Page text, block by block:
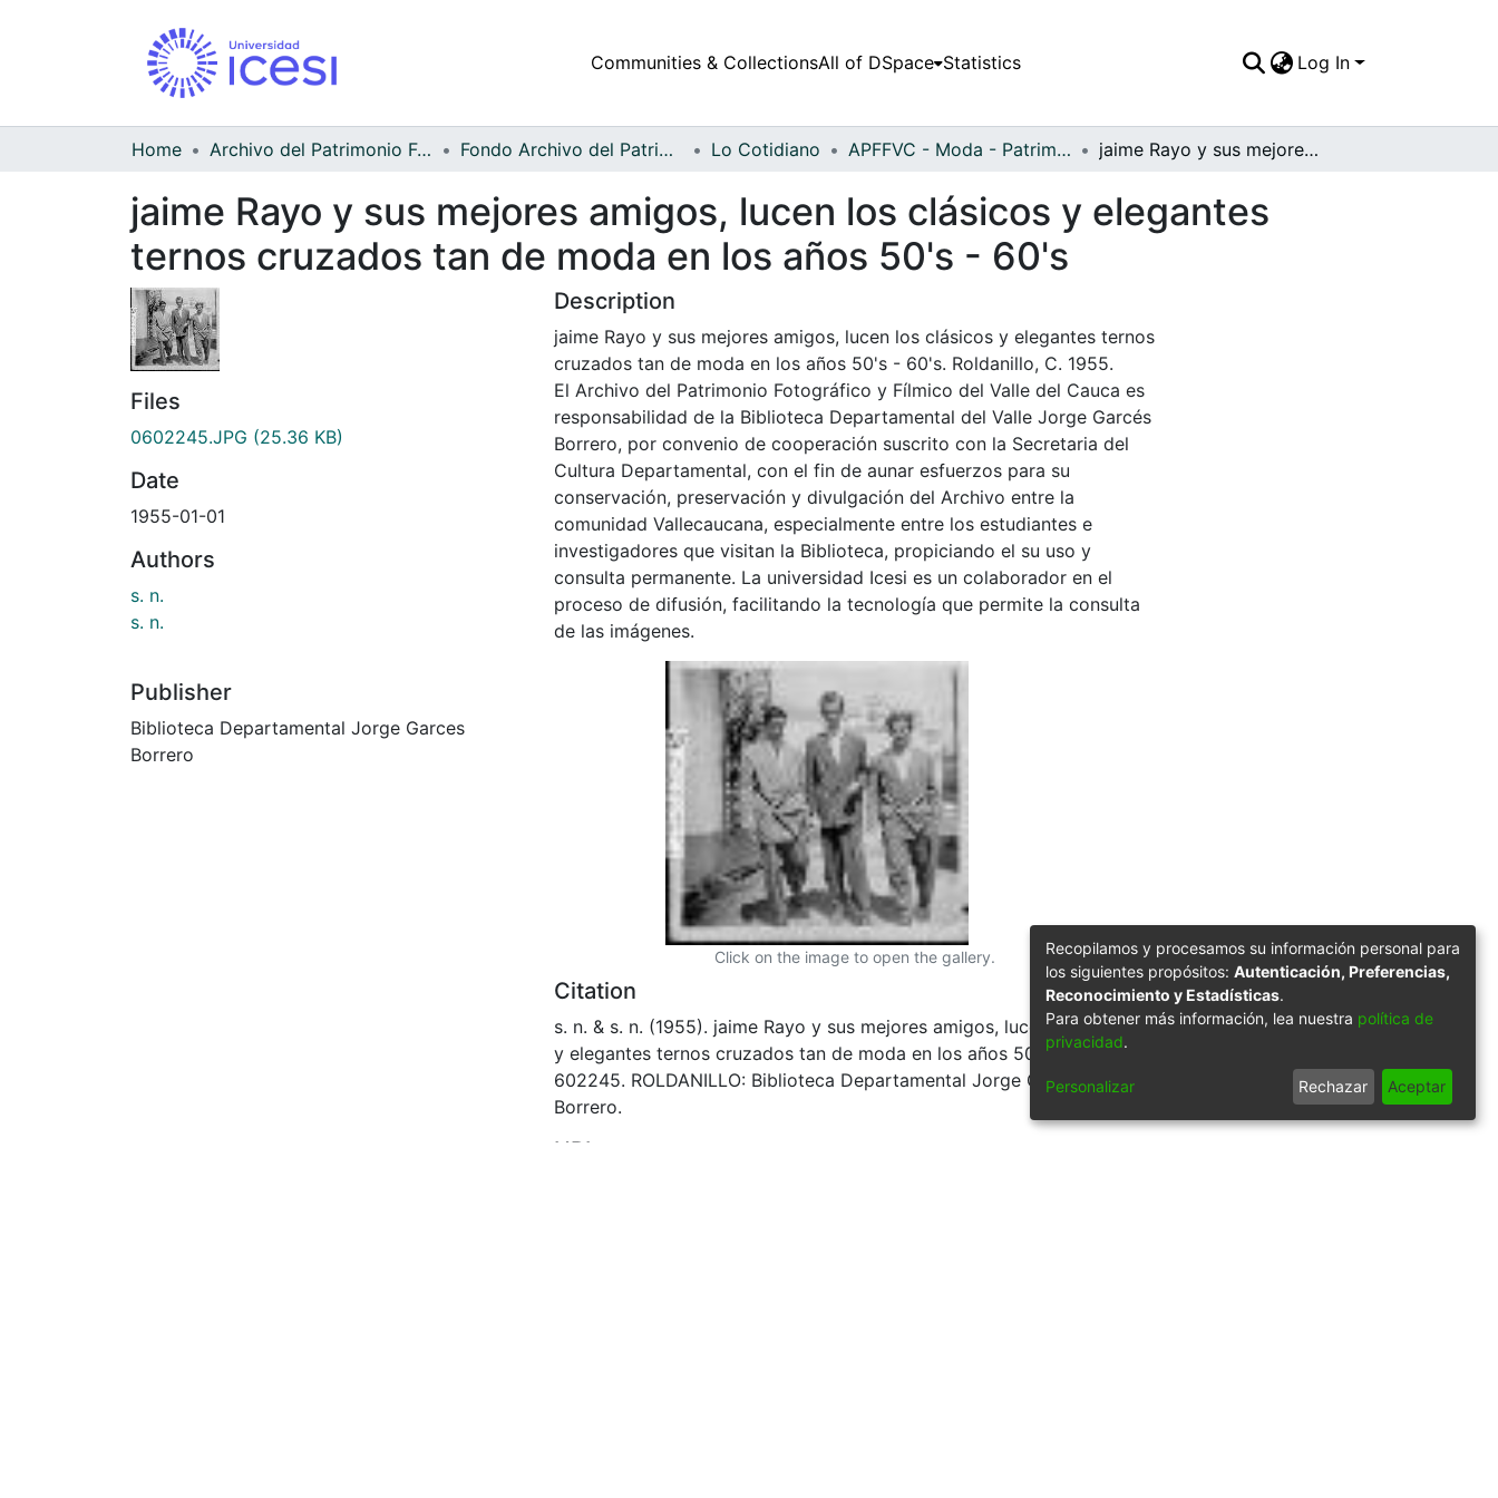
Communities & CollectionsAll of DSpace Statistics Log In
Home Archivo del Patrimonio Fotográfico y Fílmico del Valle del Cauca Fondo Archivo del Patrimonio Fotográfico y Fílmico del Valle del Cauca Lo Cotidiano APFFVC - Moda - Patrimonial jaime Rayo y sus mejores amigos, lucen los clásicos y elegantes ternos cruzados tan de moda en los años 50's - 60's
jaime Rayo y sus mejores amigos, lucen los clásicos y elegantes
ternos cruzados tan de moda en los años 50's - 60's
Files
0602245.JPG (25.36 KB)
Date
1955-01-01
Authors
s. n.
s. n.
Publisher
Biblioteca Departamental Jorge Garces
Borrero
Description
jaime Rayo y sus mejores amigos, lucen los clásicos y elegantes ternos
cruzados tan de moda en los años 50's - 60's. Roldanillo, C. 1955.
El Archivo del Patrimonio Fotográfico y Fílmico del Valle del Cauca es
responsabilidad de la Biblioteca Departamental del Valle Jorge Garcés
Borrero, por convenio de cooperación suscrito con la Secretaria del
Cultura Departamental, con el fin de aunar esfuerzos para su
conservación, preservación y divulgación del Archivo entre la
comunidad Vallecaucana, especialmente entre los estudiantes e
investigadores que visitan la Biblioteca, propiciando el su uso y
consulta permanente. La universidad Icesi es un colaborador en el
proceso de difusión, facilitando la tecnología que permite la consulta
de las imágenes.
Click on the image to open the gallery.
Citation
s. n. & s. n. (1955). jaime Rayo y sus mejores amigos, lucen los clásicos
y elegantes ternos cruzados tan de moda en los años 50's - 60's &
602245. ROLDANILLO: Biblioteca Departamental Jorge Garces
Borrero.
URI
Recopilamos y procesamos su información personal para
los siguientes propósitos: Autenticación, Preferencias,
Reconocimiento y Estadísticas.
Para obtener más información, lea nuestra política de
privacidad.
Personalizar Rechazar Aceptar